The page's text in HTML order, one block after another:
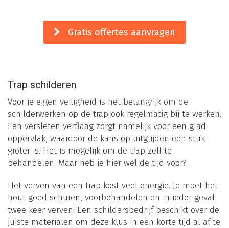
Gratis offertes aanvragen
Trap schilderen
Voor je eigen veiligheid is het belangrijk om de
schilderwerken op de trap ook regelmatig bij te werken.
Een versleten verflaag zorgt namelijk voor een glad
oppervlak, waardoor de kans op uitglijden een stuk
groter is. Het is mogelijk om de trap zelf te
behandelen. Maar heb je hier wel de tijd voor?
Het verven van een trap kost veel energie. Je moet het
hout goed schuren, voorbehandelen en in ieder geval
twee keer verven! Een schildersbedrijf beschikt over de
juiste materialen om deze klus in een korte tijd al af te